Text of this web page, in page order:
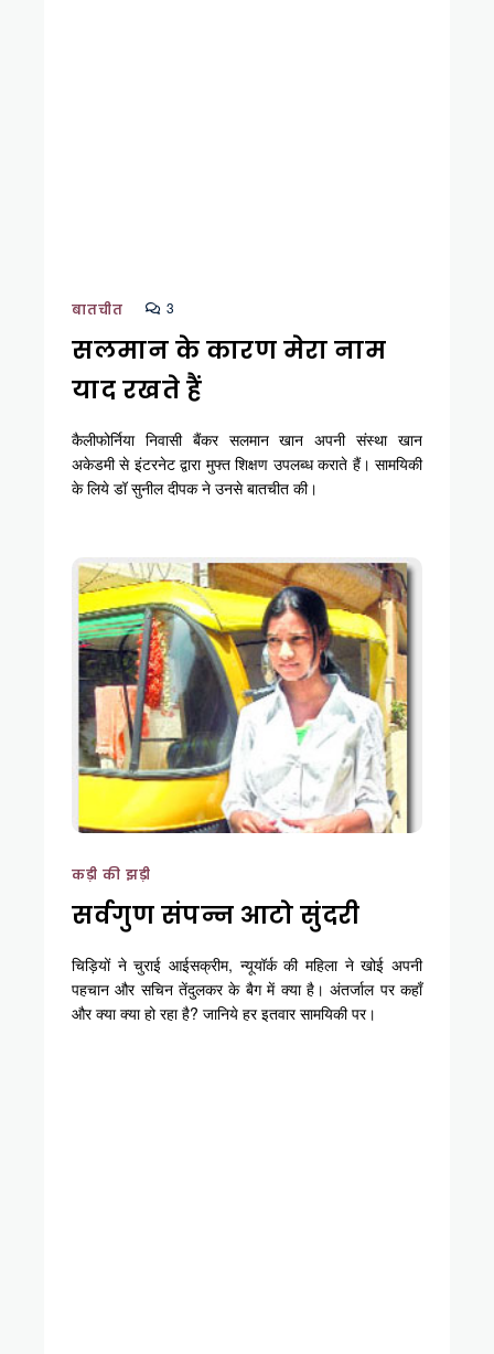
बातचीत 3
सलमान के कारण मेरा नाम
याद रखते हैं
कैलीफोर्निया निवासी बैंकर सलमान खान अपनी संस्था खान
अकेडमी से इंटरनेट द्वारा मुफ्त शिक्षण उपलब्ध कराते हैं। सामयिकी
के लिये डॉ सुनील दीपक ने उनसे बातचीत की।
कड़ी की झड़ी
सर्वगुण संपन्न आटो सुंदरी
चिड़ियों ने चुराई आईसक्रीम, न्यूयॉर्क की महिला ने खोई अपनी
पहचान और सचिन तेंदुलकर के बैग में क्या है। अंतर्जाल पर कहाँ
और क्या क्या हो रहा है? जानिये हर इतवार सामयिकी पर।